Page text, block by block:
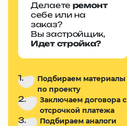
Делаете ремонт
себе или на
заказ?
Вы застройщик,
Идет стройка?
1.
Подбираем материалы
по проекту
2.
Заключаем договора с
отсрочкой платежа
3. Подбираем аналоги